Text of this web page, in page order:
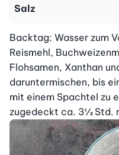
Salz
Backtag: Wasser zum
Reismehl,
Flohsamen, Xanthan
daruntermischen, bis
mit einem Spachtel zu
zugedeckt ca. 3½ Std.